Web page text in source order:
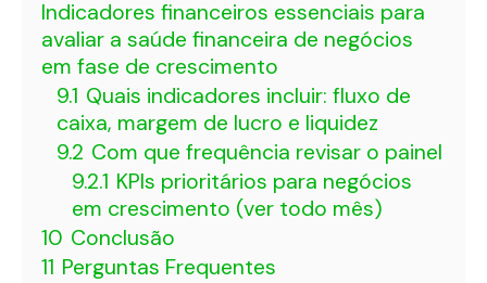
Indicadores financeiros essenciais para
avaliar a saúde financeira de negócios
em fase de crescimento
9.1 Quais indicadores incluir: fluxo de
caixa, margem de lucro e liquidez
9.2 Com que frequência revisar o painel
9.2.1 KPIs prioritários para negócios
em crescimento (ver todo mês)
10 Conclusão
11 Perguntas Frequentes